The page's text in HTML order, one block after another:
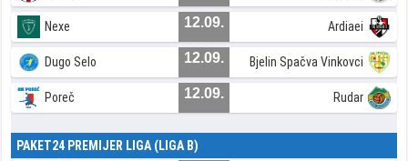
Nexe 12.09. Ardiaei
Dugo Selo 12.09. Bjelin Spačva Vinkovci
Poreč 12.09. Rudar
PAKET24 PREMIJER LIGA (LIGA B)